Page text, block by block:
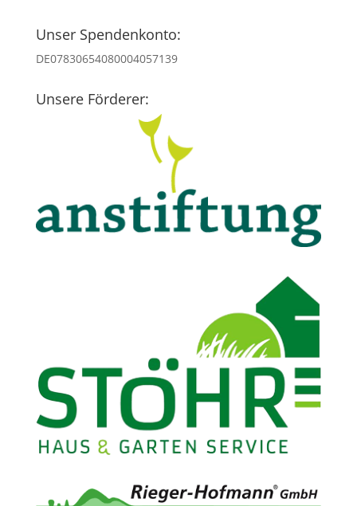
Unser Spendenkonto:
DE07830654080004057139
Unsere Förderer: